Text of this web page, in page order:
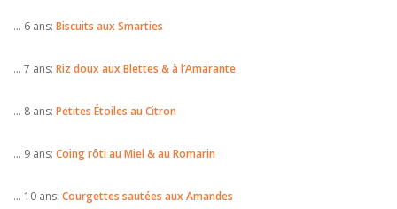
… 6 ans: Biscuits aux Smarties
… 7 ans: Riz doux aux Blettes & à l’Amarante
… 8 ans: Petites Étoiles au Citron
… 9 ans: Coing rôti au Miel & au Romarin
… 10 ans: Courgettes sautées aux Amandes